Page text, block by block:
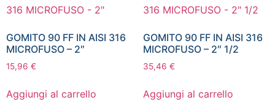
GOMITO 90 FF IN AISI 316
MICROFUSO – 2″
15,96 €
Aggiungi al carrello
GOMITO 90 FF IN AISI 316
MICROFUSO – 2″ 1/2
35,46 €
Aggiungi al carrello